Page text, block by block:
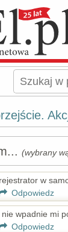
(wybrany
w
Odpowiedz
wpadnie mi
Odpowiedz